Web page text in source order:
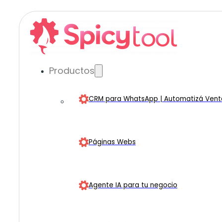
Productos
CRM para WhatsApp | Automatizá
Páginas Webs
Agente IA para tu negocio